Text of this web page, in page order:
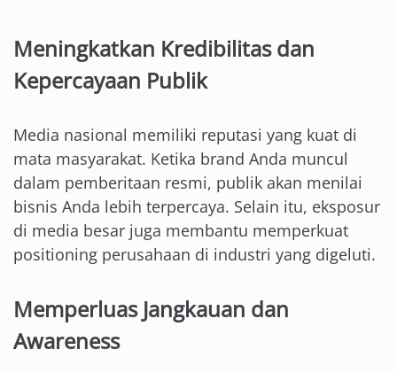
Meningkatkan Kredibilitas dan
Kepercayaan Publik
Media nasional memiliki reputasi yang kuat di
mata masyarakat. Ketika brand Anda muncul
dalam pemberitaan resmi, publik akan menilai
bisnis Anda lebih terpercaya. Selain itu, eksposur
di media besar juga membantu memperkuat
positioning perusahaan di industri yang digeluti.
Memperluas Jangkauan dan
Awareness